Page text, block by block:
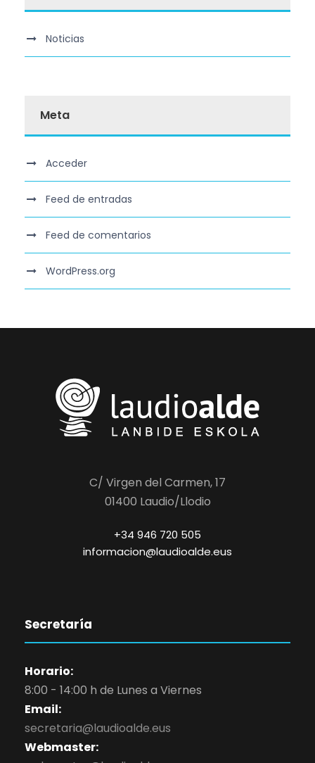
Noticias
Meta
Acceder
Feed de entradas
Feed de comentarios
WordPress.org
C/ Virgen del Carmen, 17
01400 Laudio/Llodio
+34 946 720 505
informacion@laudioalde.eus
Secretaría
Horario:
8:00 - 14:00 h de Lunes a Viernes
Email:
secretaria@laudioalde.eus
Webmaster: